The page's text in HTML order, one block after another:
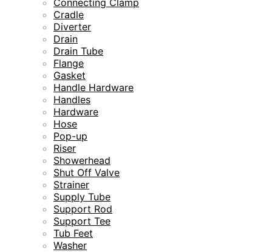
Cradle
Diverter
Drain
Drain Tube
Flange
Gasket
Handle Hardware
Handles
Hardware
Hose
Pop-up
Riser
Showerhead
Shut Off Valve
Strainer
Supply Tube
Support Rod
Support Tee
Tub Feet
Washer